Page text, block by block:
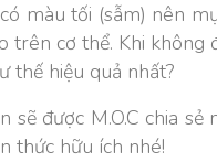
màu tối (sẫm) nên
trên cơ thể. Khi
thế hiệu quả nhất?
sẽ được M.O.C chia
thức hữu ích nhé!